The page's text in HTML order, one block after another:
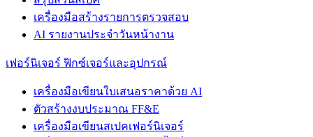
เครื่องมือสร้างรายการตรวจสอบ
AI รายงานประจำวันหน้างาน
เฟอร์นิเจอร์ ฟิกซ์เจอร์และอุปกรณ์
เครื่องมือเขียนใบเสนอราคาด้วย AI
ตัวสร้างงบประมาณ FF&E
เครื่องมือเขียนสเปคเฟอร์นิเจอร์